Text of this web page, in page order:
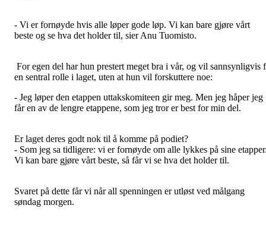
- Vi er fornøyde hvis alle løper gode løp. Vi kan bare gjøre vårt
beste og se hva det holder til, sier Anu Tuomisto.
For egen del har hun prestert meget bra i vår, og vil sannsynligvis
en sentral rolle i laget, uten at hun vil forskuttere noe:
- Jeg løper den etappen uttakskomiteen gir meg. Men jeg håper jeg
får en av de lengre etappene, som jeg tror er best for min del.
Er laget deres godt nok til å komme på podiet?
- Som jeg sa tidligere: vi er fornøyde om alle lykkes på sine
Vi kan bare gjøre vårt beste, så får vi se hva det holder til.
Svaret på dette får vi når all spenningen er utløst ved målgang
søndag morgen.